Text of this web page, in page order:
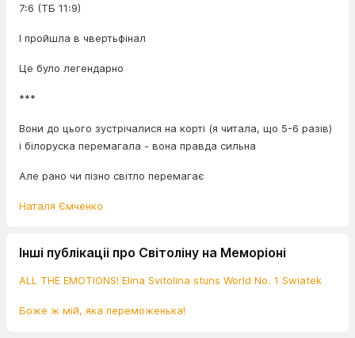
7:6 (ТБ 11:9)
І пройшла в чвертьфінал
Це було легендарно
***
Вони до цього зустрічалися на корті (я читала, що 5-6 разів)
і білоруска перемагала - вона правда сильна
Але рано чи пізно світло перемагає
Наталя Ємченко
Інші публікаціі про Світоліну на Меморіоні
ALL THE EMOTIONS! Elina Svitolina stuns World No. 1 Swiatek
Боже ж мій, яка переможенька!